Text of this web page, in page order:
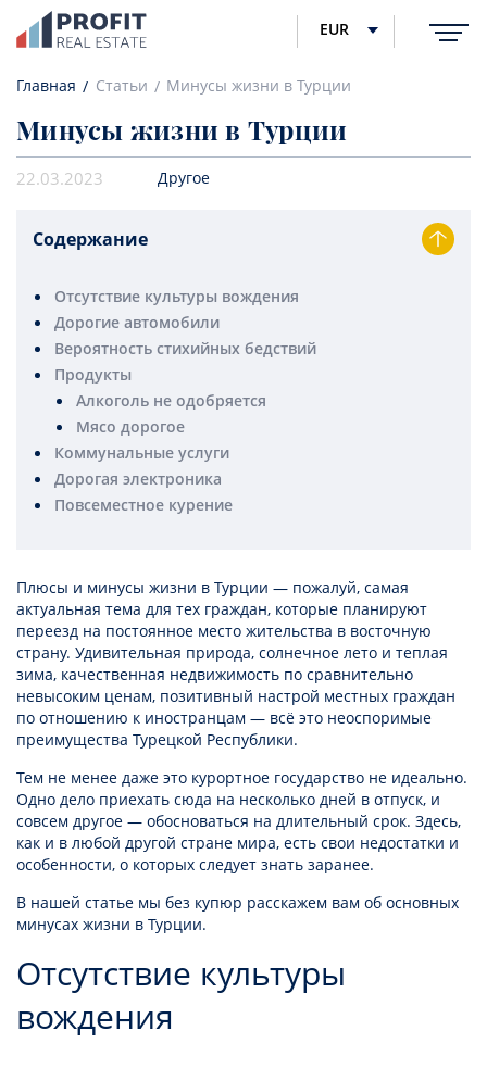
EUR
Главная Статьи Минусы жизни в Турции
Минусы жизни в Турции
22.03.2023 Другое
Содержание
Отсутствие культуры вождения
Дорогие автомобили
Вероятность стихийных бедствий
Продукты
Алкоголь не одобряется
Мясо дорогое
Коммунальные услуги
Дорогая электроника
Повсеместное курение
Плюсы и минусы жизни в Турции — пожалуй, самая
актуальная тема для тех граждан, которые планируют
переезд на постоянное место жительства в восточную
страну. Удивительная природа, солнечное лето и теплая
зима, качественная недвижимость по сравнительно
невысоким ценам, позитивный настрой местных граждан
по отношению к иностранцам — всё это неоспоримые
преимущества Турецкой Республики.
Тем не менее даже это курортное государство не идеально.
Одно дело приехать сюда на несколько дней в отпуск, и
совсем другое — обосноваться на длительный срок. Здесь,
как и в любой другой стране мира, есть свои недостатки и
особенности, о которых следует знать заранее.
В нашей статье мы без купюр расскажем вам об основных
минусах жизни в Турции.
Отсутствие культуры
вождения